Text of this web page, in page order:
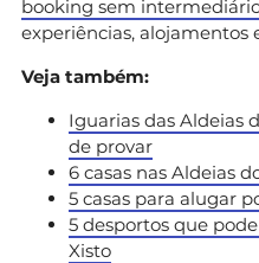
booking sem
experiências, alojamentos
Veja também:
Iguarias das Aldeias
de provar
6 casas nas Aldeias
5 casas para alugar
5 desportos que
Xisto